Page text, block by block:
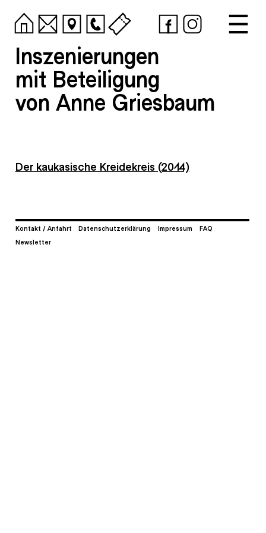
Inszenierungen
mit Beteiligung
von Anne Griesbaum
Der kaukasische Kreidekreis (2014)
Kontakt / Anfahrt Datenschutzerklärung Impressum
FAQ
Newsletter